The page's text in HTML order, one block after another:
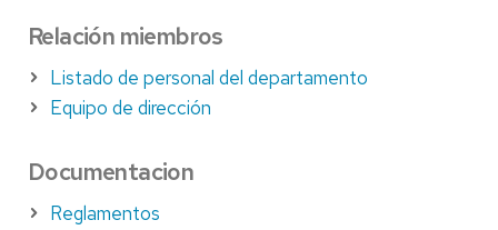
Relación miembros
Listado de personal del departamento
Equipo de dirección
Documentacion
Reglamentos